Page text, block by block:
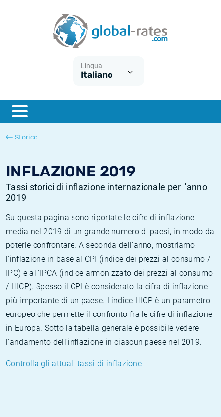
Lingua
Italiano
Storico
INFLAZIONE 2019
Tassi storici di inflazione internazionale per l'anno
2019
Su questa pagina sono riportate le cifre di inflazione
media nel 2019 di un grande numero di paesi, in modo da
poterle confrontare. A seconda dell'anno, mostriamo
l'inflazione in base al CPI (indice dei prezzi al consumo /
IPC) e all'IPCA (indice armonizzato dei prezzi al consumo
/ HICP). Spesso il CPI è considerato la cifra di inflazione
più importante di un paese. L'indice HICP è un parametro
europeo che permette il confronto fra le cifre di inflazione
in Europa. Sotto la tabella generale è possibile vedere
l'andamento dell'inflazione in ciascun paese nel 2019.
Controlla gli attuali tassi di inflazione
ESTER
SONIA
Cos'è l'inflazione CPI?
Cos'è l'inflazione HICP?
Inflazione Italia
Inflazione Stati Uniti
Tassi storici Euribor
Tassi storici di SONIA
Tassi storici di TONAR
Calcolatore dell’inflazione